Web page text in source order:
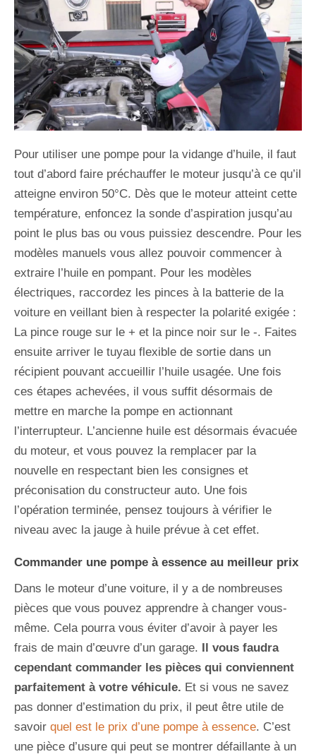
Pour utiliser une pompe pour la vidange d’huile, il faut
tout d’abord faire préchauffer le moteur jusqu’à ce qu’il
atteigne environ 50°C. Dès que le moteur atteint cette
température, enfoncez la sonde d’aspiration jusqu’au
point le plus bas ou vous puissiez descendre. Pour les
modèles manuels vous allez pouvoir commencer à
extraire l’huile en pompant. Pour les modèles
électriques, raccordez les pinces à la batterie de la
voiture en veillant bien à respecter la polarité exigée :
La pince rouge sur le + et la pince noir sur le -. Faites
ensuite arriver le tuyau flexible de sortie dans un
récipient pouvant accueillir l’huile usagée. Une fois
ces étapes achevées, il vous suffit désormais de
mettre en marche la pompe en actionnant
l’interrupteur. L’ancienne huile est désormais évacuée
du moteur, et vous pouvez la remplacer par la
nouvelle en respectant bien les consignes et
préconisation du constructeur auto. Une fois
l’opération terminée, pensez toujours à vérifier le
niveau avec la jauge à huile prévue à cet effet.
Commander une pompe à essence au meilleur prix
Dans le moteur d’une voiture, il y a de nombreuses
pièces que vous pouvez apprendre à changer vous-
même. Cela pourra vous éviter d’avoir à payer les
frais de main d’œuvre d’un garage. Il vous faudra
cependant commander les pièces qui conviennent
parfaitement à votre véhicule. Et si vous ne savez
pas donner d’estimation du prix, il peut être utile de
savoir quel est le prix d’une pompe à essence. C’est
une pièce d’usure qui peut se montrer défaillante à un